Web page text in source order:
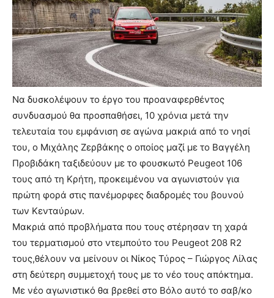
Να δυσκολέψουν το έργο του προαναφερθέντος
συνδυασμού θα προσπαθήσει, 10 χρόνια μετά την
τελευταία του εμφάνιση σε αγώνα μακριά από το νησί
του, ο Μιχάλης Ζερβάκης ο οποίος μαζί με το Βαγγέλη
Προβιδάκη ταξιδεύουν με το φουσκωτό Peugeot 106
τους από τη Κρήτη, προκειμένου να αγωνιστούν για
πρώτη φορά στις πανέμορφες διαδρομές του βουνού
των Κενταύρων.
Μακριά από προβλήματα που τους στέρησαν τη χαρά
του τερματισμού στο ντεμπούτο του Peugeot 208 R2
τους,θέλουν να μείνουν οι Νίκος Τύρος – Γιώργος Λίλας
στη δεύτερη συμμετοχή τους με το νέο τους απόκτημα.
Με νέο αγωνιστικό θα βρεθεί στο Βόλο αυτό το σαβ/κο